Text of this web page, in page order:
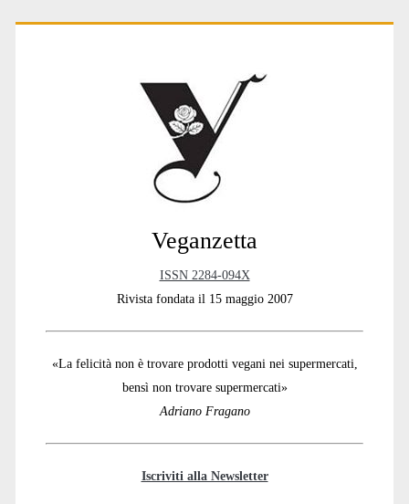
Primary
Veganzetta
ISSN 2284-094X
Rivista fondata il 15 maggio 2007
«La felicità non è trovare prodotti vegani nei supermercati,
bensì non trovare supermercati»
Adriano Fragano
Iscriviti alla Newsletter